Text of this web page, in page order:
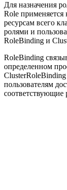
Для назначения
Role применяется
ресурсам всего
ролями и
RoleBinding и
RoleBinding
определенном
пользователям
соответствующие